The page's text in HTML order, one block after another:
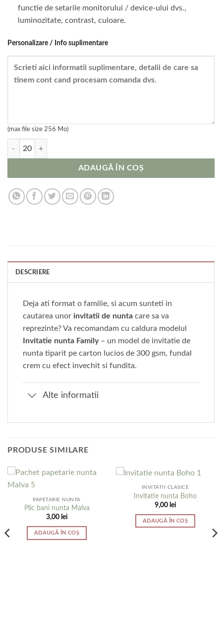
functie de setarile monitorului / device-ului dvs.,
luminozitate, contrast, culoare.
Personalizare / Info suplimentare
(max file size 256 Mo)
Cantitate Invitatie nunta Family
ADAUGĂ ÎN COȘ
DESCRIERE
Deja ati format o familie, si acum sunteti in
cautarea unor invitatii de nunta care sa va
reprezinte? Va recomandam cu caldura modelul
Invitatie nunta Family– un model de invitatie de
nunta tiparit pe carton lucios de 300 gsm, fundal
crem cu efect invechit si fundita.
Alte informatii
PRODUSE SIMILARE
PAPETARIE NUNTA
Plic bani nunta Malva
3,00 lei
ADAUGĂ ÎN COȘ
INVITATII CLASICE
Invitatie nunta Boho
9,00 lei
ADAUGĂ ÎN COȘ